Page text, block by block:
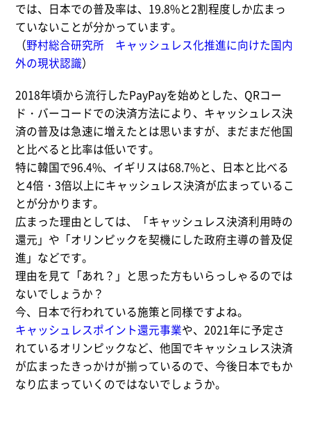
では、日本での普及率は、19.8%と2割程度しか広まっ
ていないことが分かっています。
（野村総合研究所 キャッシュレス化推進に向けた国内
外の現状認識）
2018年頃から流行したPayPayを始めとした、QRコー
ド・バーコードでの決済方法により、キャッシュレス決
済の普及は急速に増えたとは思いますが、まだまだ他国
と比べると比率は低いです。
特に韓国で96.4%、イギリスは68.7%と、日本と比べる
と4倍・3倍以上にキャッシュレス決済が広まっているこ
とが分かります。
広まった理由としては、「キャッシュレス決済利用時の
還元」や「オリンピックを契機にした政府主導の普及促
進」などです。
理由を見て「あれ？」と思った方もいらっしゃるのでは
ないでしょうか？
今、日本で行われている施策と同様ですよね。
キャッシュレスポイント還元事業や、2021年に予定さ
れているオリンピックなど、他国でキャッシュレス決済
が広まったきっかけが揃っているので、今後日本でもか
なり広まっていくのではないでしょうか。